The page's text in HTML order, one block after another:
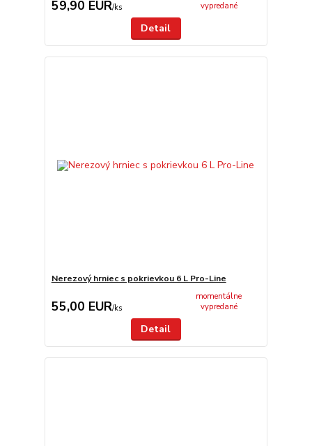
59,90 EUR/ks
vypredané
Detail
Nerezový hrniec s pokrievkou 6 L Pro-Line
55,00 EUR/ks
momentálne
vypredané
Detail